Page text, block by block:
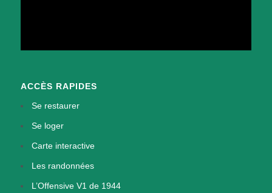
ACCÈS RAPIDES
Se restaurer
Se loger
Carte interactive
Les randonnées
L’Offensive V1 de 1944